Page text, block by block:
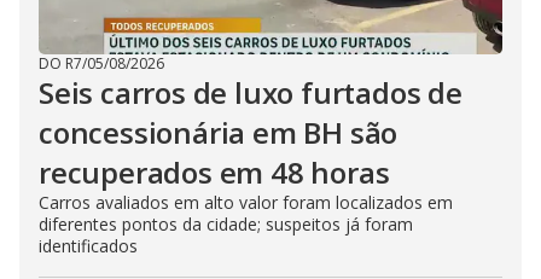
DO R7/05/08/2026
Seis carros de luxo furtados de
concessionária em BH são
recuperados em 48 horas
Carros avaliados em alto valor foram localizados em
diferentes pontos da cidade; suspeitos já foram
identificados